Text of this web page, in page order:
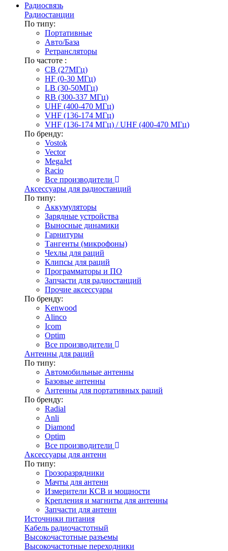
Радиосвязь
Радиостанции
По типу:
Портативные
Авто/База
Ретрансляторы
По частоте :
CB (27МГц)
HF (0-30 МГц)
LB (30-50МГц)
RB (300-337 МГц)
UHF (400-470 МГц)
VHF (136-174 МГц)
VHF (136-174 МГц) / UHF (400-470 МГц)
По бренду:
Vostok
Vector
MegaJet
Racio
Все производители
Аксессуары для радиостанций
По типу:
Аккумуляторы
Зарядные устройства
Выносные динамики
Гарнитуры
Тангенты (микрофоны)
Чехлы для раций
Клипсы для раций
Программаторы и ПО
Запчасти для радиостанций
Прочие аксессуары
По бренду:
Kenwood
Alinco
Icom
Optim
Все производители
Антенны для раций
По типу:
Автомобильные антенны
Базовые антенны
Антенны для портативных раций
По бренду:
Radial
Anli
Diamond
Optim
Все производители
Аксессуары для антенн
По типу:
Грозоразрядники
Мачты для антенн
Измерители КСВ и мощности
Крепления и магниты для антенны
Запчасти для антенн
Источники питания
Кабель радиочастотный
Высокочастотные разъемы
Высокочастотные переходники